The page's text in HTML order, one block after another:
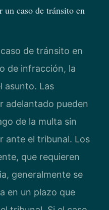
un caso de tránsito en
de tránsito en
de infracción, la
asunto. Las
adelantado pueden
de la multa sin
ante el tribunal. Los
que requieren
generalmente se
en un plazo que